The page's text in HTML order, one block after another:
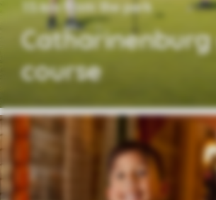
course
15 km from the park